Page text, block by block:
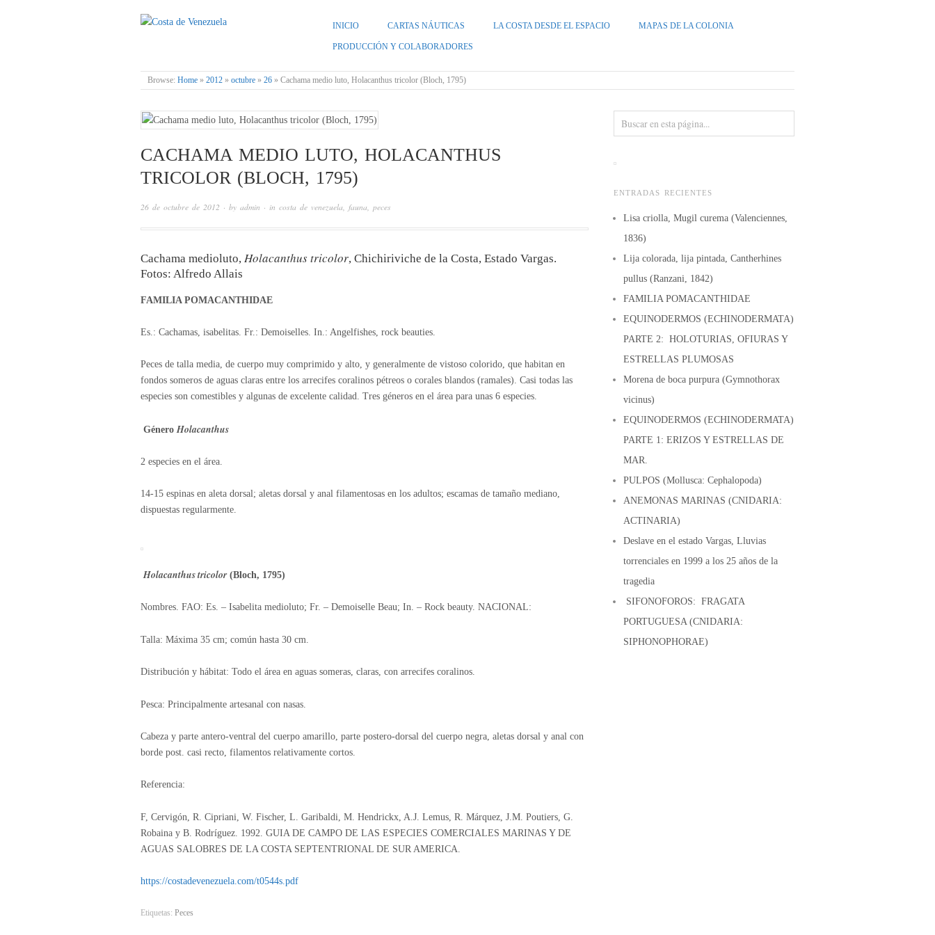
COSTA DE VENEZUELA
INICIO CARTAS NÁUTICAS LA COSTA DESDE EL ESPACIO MAPAS DE LA COLONIA
PRODUCCIÓN Y COLABORADORES
Browse: Home » 2012 » octubre » 26 » Cachama medio luto, Holacanthus tricolor (Bloch, 1795)
CACHAMA MEDIO LUTO, HOLACANTHUS
TRICOLOR (BLOCH, 1795)
26 de octubre de 2012 · by admin · in costa de venezuela fauna peces
Cachama medioluto, Holacanthus tricolor, Chichiriviche de la Costa, Estado Vargas.
Fotos: Alfredo Allais
FAMILIA POMACANTHIDAE
Es.: Cachamas, isabelitas. Fr.: Demoiselles. In.: Angelfishes, rock beauties.
Peces de talla media, de cuerpo muy comprimido y alto, y generalmente de vistoso colorido, que habitan en
fondos someros de aguas claras entre los arrecifes coralinos pétreos o corales blandos (ramales). Casi todas las
especies son comestibles y algunas de excelente calidad. Tres géneros en el área para unas 6 especies.
Género Holacanthus
2 especies en el área.
14-15 espinas en aleta dorsal; aletas dorsal y anal filamentosas en los adultos; escamas de tamaño mediano,
dispuestas regularmente.
Holacanthus tricolor(Bloch, 1795)
Nombres. FAO: Es. – Isabelita medioluto; Fr. – Demoiselle Beau; In. – Rock beauty. NACIONAL:
Talla: Máxima 35 cm; común hasta 30 cm.
Distribución y hábitat: Todo el área en aguas someras, claras, con arrecifes coralinos.
Pesca: Principalmente artesanal con nasas.
Cabeza y parte antero-ventral del cuerpo amarillo, parte postero-dorsal del cuerpo negra, aletas dorsal y anal con
borde post. casi recto, filamentos relativamente cortos.
Referencia:
F, Cervigón, R. Cipriani, W. Fischer, L. Garibaldi, M. Hendrickx, A.J. Lemus, R. Márquez, J.M. Poutiers, G.
Robaina y B. Rodríguez. 1992. GUIA DE CAMPO DE LAS ESPECIES COMERCIALES MARINAS Y DE
AGUAS SALOBRES DE LA COSTA SEPTENTRIONAL DE SUR AMERICA.
https://costadevenezuela.com/t0544s.pdf
Etiquetas: Peces
ENTRADAS RECIENTES
Lisa criolla, Mugil curema (Valenciennes,
1836)
Lija colorada, lija pintada, Cantherhines
pullus (Ranzani, 1842)
FAMILIA POMACANTHIDAE
EQUINODERMOS (ECHINODERMATA)
PARTE 2: HOLOTURIAS, OFIURAS Y
ESTRELLAS PLUMOSAS
Morena de boca purpura (Gymnothorax
vicinus)
EQUINODERMOS (ECHINODERMATA)
PARTE 1: ERIZOS Y ESTRELLAS DE
MAR.
PULPOS (Mollusca: Cephalopoda)
ANEMONAS MARINAS (CNIDARIA:
ACTINARIA)
Deslave en el estado Vargas, Lluvias
torrenciales en 1999 a los 25 años de la
tragedia
SIFONOFOROS: FRAGATA
PORTUGUESA (CNIDARIA:
SIPHONOPHORAE)